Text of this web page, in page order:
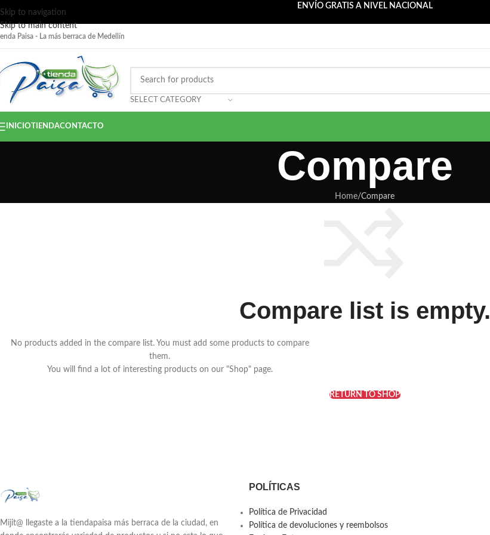
Skip to navigation
Skip to main content
ENVÍO GRATIS A NIVEL NACIONAL
Paisa - La más berraca de Medellín
SELECT CATEGORY
INICIOTIENDACONTACTO
Compare
Home Compare
Compare list is empty.
No products added in the compare list. You must add some products to compare
them.
You will find a lot of interesting products on our "Shop" page.
RETURN TO SHOP
Mijit@ llegaste a la tiendapaisa más berraca de la ciudad, en
POLÍTICAS
Política de Privacidad
Política de devoluciones y reembolsos